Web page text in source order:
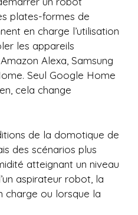
plates-formes de
en charge l’utilisation
les appareils
Alexa, Samsung
Seul Google Home
cela change
de la domotique de
des scénarios plus
atteignant un niveau
aspirateur robot, la
charge ou lorsque la